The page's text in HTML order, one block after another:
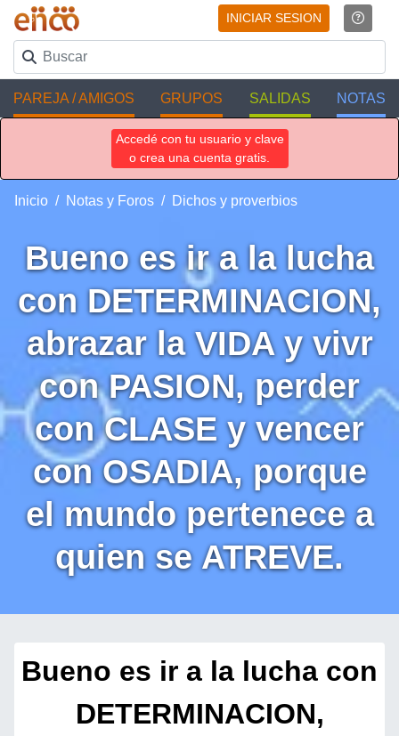
INICIAR SESION
PAREJA / AMIGOS GRUPOS SALIDAS NOTAS
Accedé con tu usuario y clave
o crea una cuenta gratis.
Inicio Notas y Foros Dichos y proverbios
Bueno es ir a la lucha
con DETERMINACION,
abrazar la VIDA y vivr
con PASION, perder
con CLASE y vencer
con OSADIA, porque
el mundo pertenece a
quien se ATREVE.
Bueno es ir a la lucha con
DETERMINACION,